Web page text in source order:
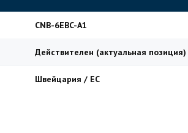
CNB-6EBC-A1
Действителен (актуальная позиция)
Швейцария / ЕС